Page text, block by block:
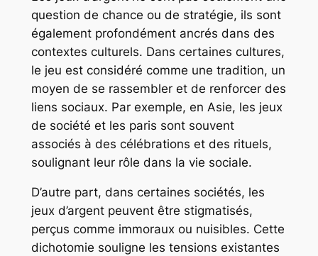
question de chance ou de stratégie, ils sont
également profondément ancrés dans des
contextes culturels. Dans certaines cultures,
le jeu est considéré comme une tradition, un
moyen de se rassembler et de renforcer des
liens sociaux. Par exemple, en Asie, les jeux
de société et les paris sont souvent
associés à des célébrations et des rituels,
soulignant leur rôle dans la vie sociale.
D’autre part, dans certaines sociétés, les
jeux d’argent peuvent être stigmatisés,
perçus comme immoraux ou nuisibles. Cette
dichotomie souligne les tensions existantes